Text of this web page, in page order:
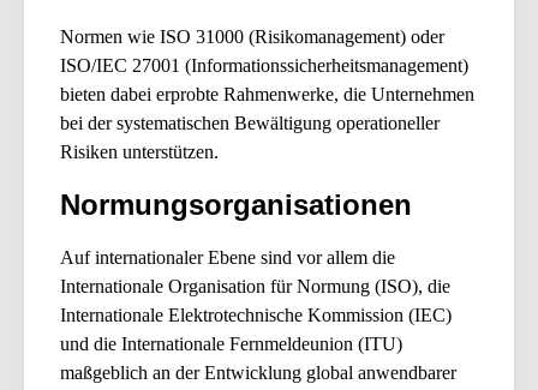
Normen wie ISO 31000 (Risikomanagement) oder
ISO/IEC 27001 (Informationssicherheitsmanagement)
bieten dabei erprobte Rahmenwerke, die Unternehmen
bei der systematischen Bewältigung operationeller
Risiken unterstützen.
Normungsorganisationen
Auf internationaler Ebene sind vor allem die
Internationale Organisation für Normung (ISO), die
Internationale Elektrotechnische Kommission (IEC)
und die Internationale Fernmeldeunion (ITU)
maßgeblich an der Entwicklung global anwendbarer